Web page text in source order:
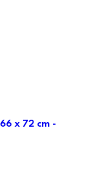
x 72 cm -